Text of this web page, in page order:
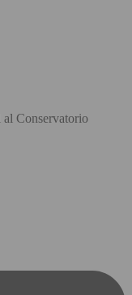
al Conservatorio